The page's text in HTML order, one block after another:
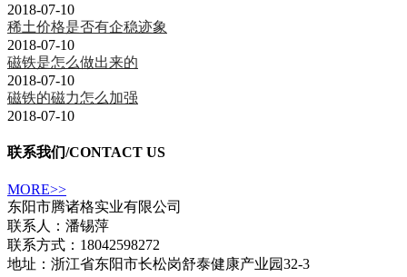
2018-07-10
稀土价格是否有企稳迹象
2018-07-10
磁铁是怎么做出来的
2018-07-10
磁铁的磁力怎么加强
2018-07-10
联系我们/CONTACT US
MORE>>
东阳市腾诸格实业有限公司
联系人：潘锡萍
联系方式：18042598272
地址：浙江省东阳市长松岗舒泰健康产业园32-3